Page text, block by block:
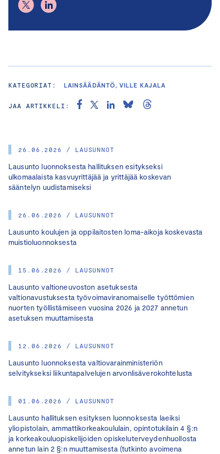
26.06.2026 / LAUSUNNOT
Lausunto luonnoksesta hallituksen esitykseksi
ulkomaalaista kasvuyrittäjää ja yrittäjää koskevan
sääntelyn uudistamiseksi
26.06.2026 / LAUSUNNOT
Lausunto koulujen ja oppilaitosten loma-aikoja koskevasta
muistioluonnoksesta
15.06.2026 / LAUSUNNOT
Lausunto valtioneuvoston asetuksesta
valtionavustuksesta työvoimaviranomaiselle työttömien
nuorten työllistämiseen vuosina 2026 ja 2027 annetun
asetuksen muuttamisesta
12.06.2026 / LAUSUNNOT
Lausunto luonnoksesta valtiovarainministeriön
selvitykseksi liikuntapalvelujen arvonlisäverokohtelusta
01.06.2026 / LAUSUNNOT
Lausunto hallituksen esityksen luonnoksesta laeiksi
yliopistolain, ammattikorkeakoululain, opintotukilain 4 §:n
ja korkeakouluopiskelijoiden opiskeluterveydenhuollosta
annetun lain 2 §:n muuttamisesta (tutkinto avoimena
KATEGORIAT: LAINSÄÄDÄNTÖ, VILLE KAJALA
JAA ARTIKKELI: